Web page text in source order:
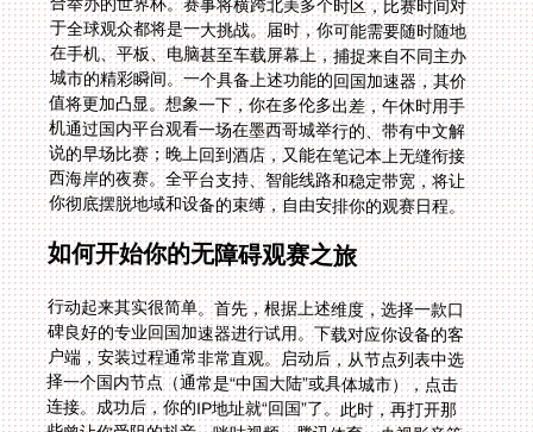
你彻底摆脱地域和设备的束缚，自由安排你的观赛日程。
如何开始你的无障碍观赛之旅
行动起来其实很简单。首先，根据上述维度，选择一款口
碑良好的专业回国加速器进行试用。下载对应你设备的客
户端，安装过程通常非常直观。启动后，从节点列表中选
择一个国内节点（通常是“中国大陆”或具体城市），点击
连接。成功后，你的IP地址就“回国”了。此时，再打开那
些曾让你受阻的抖音、咪咕视频、腾讯体育、央视影音等
平台，你会发现，熟悉的首页内容回来了，直播入口可以
正常点击，中文解说声也将再次响起。从此，无论你身处
日本的樱花树下，还是英国的古堡街边，抑或美国的繁华